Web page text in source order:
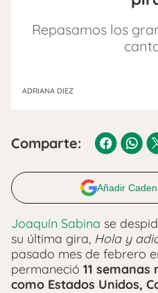
Repasamos los
ADRIANA DIEZ
Comparte:
Añadir
Joaquín Sabina se
su última gira, Hola y
pasado mes de febrero
permaneció 11
como Estados Unidos,